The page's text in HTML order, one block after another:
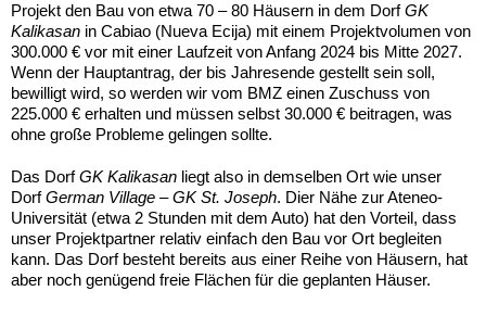
Projekt den Bau von etwa 70 – 80 Häusern in dem DorfGK
Kalikasan in Cabiao (Nueva Ecija) mit einem Projektvolumen von
300.000 € vor mit einer Laufzeit von Anfang 2024 bis Mitte 2027.
Wenn der Hauptantrag, der bis Jahresende gestellt sein soll,
bewilligt wird, so werden wir vom BMZ einen Zuschuss von
225.000 € erhalten und müssen selbst 30.000 € beitragen, was
ohne große Probleme gelingen sollte.
Das DorfGK Kalikasan liegt also in demselben Ort wie unser
DorfGerman Village – GK St. Joseph. Dier Nähe zur Ateneo-
Universität (etwa 2 Stunden mit dem Auto) hat den Vorteil, dass
unser Projektpartner relativ einfach den Bau vor Ort begleiten
kann. Das Dorf besteht bereits aus einer Reihe von Häusern, hat
aber noch genügend freie Flächen für die geplanten Häuser.